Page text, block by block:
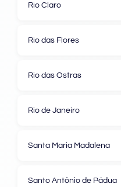
Rio Claro
Rio das Flores
Rio das Ostras
Rio de Janeiro
Santa Maria Madalena
Santo Antônio de Pádua